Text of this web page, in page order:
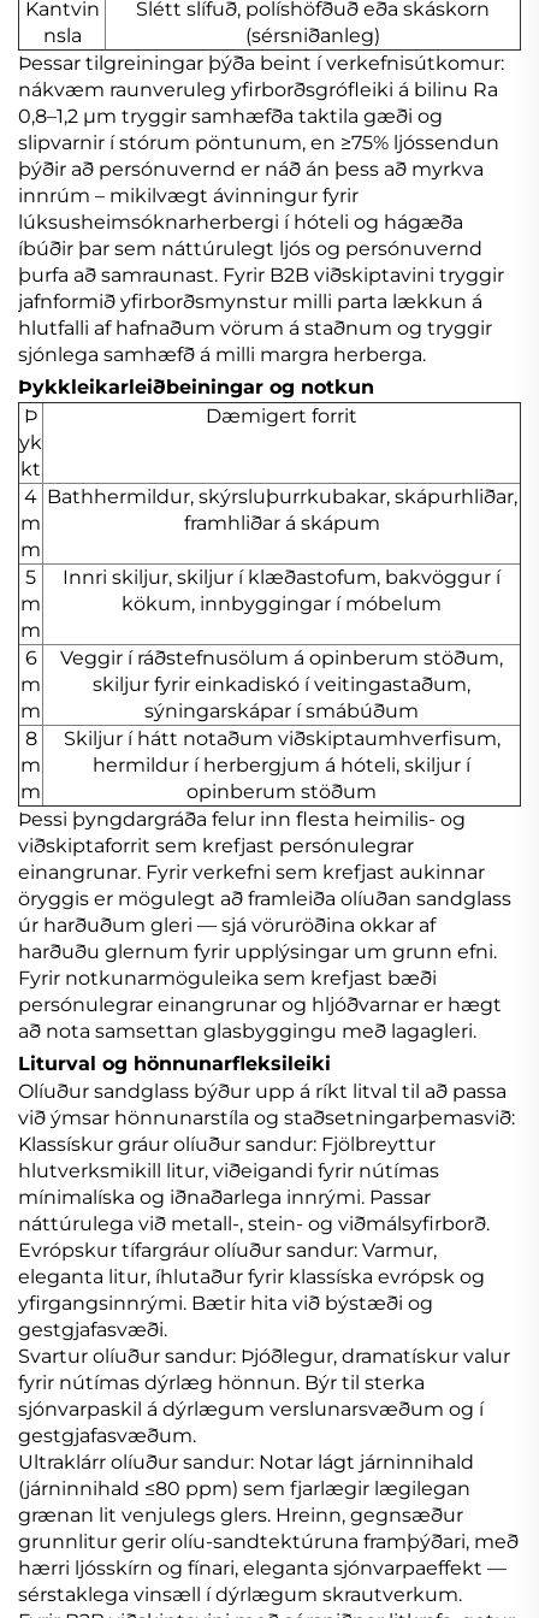
Kantvin
nsla
Slétt slífuð, políshöfðuð eða skáskorn
(sérsniðanleg)
Þessar tilgreiningar þýða beint í verkefnisútkomur:
nákvæm raunveruleg yfirborðsgrófleiki á bilinu Ra
0,8–1,2 μm tryggir samhæfða taktila gæði og
slipvarnir í stórum pöntunum, en ≥75% ljóssendun
þýðir að persónuvernd er náð án þess að myrkva
innrúm – mikilvægt ávinningur fyrir
lúksusheimsóknarherbergi í hóteli og hágæða
íbúðir þar sem náttúrulegt ljós og persónuvernd
þurfa að samraunast. Fyrir B2B viðskiptavini tryggir
jafnformið yfirborðsmynstur milli parta lækkun á
hlutfalli af hafnaðum vörum á staðnum og tryggir
sjónlega samhæfð á milli margra herberga.
Þykkleikarleiðbeiningar og notkun
Þ
yk
kt
Dæmigert forrit
4
m
m
Bathhermildur, skýrsluþurrkubakar, skápurhliðar,
framhliðar á skápum
5
m
m
Innri skiljur, skiljur í klæðastofum, bakvöggur í
kökum, innbyggingar í móbelum
6
m
m
Veggir í ráðstefnusölum á opinberum stöðum,
skiljur fyrir einkadiskó í veitingastaðum,
sýningarskápar í smábúðum
8
m
m
Skiljur í hátt notaðum viðskiptaumhverfisum,
hermildur í herbergjum á hóteli, skiljur í
opinberum stöðum
Þessi þyngdargráða felur inn flesta heimilis- og
viðskiptaforrit sem krefjast persónulegrar
einangrunar. Fyrir verkefni sem krefjast aukinnar
öryggis er mögulegt að framleiða olíuðan sandglass
úr harðuðum gleri — sjá vöruröðina okkar af
harðuðu glernum fyrir upplýsingar um grunn efni.
Fyrir notkunarmöguleika sem krefjast bæði
persónulegrar einangrunar og hljóðvarnar er hægt
að nota samsettan glasbyggingu með lagagleri.
Liturval og hönnunarfleksileiki
Olíuður sandglass býður upp á ríkt litval til að passa
við ýmsar hönnunarstíla og staðsetningarþemasvið:
Klassískur gráur olíuður sandur: Fjölbreyttur
hlutverksmikill litur, viðeigandi fyrir nútímas
mínimalíska og iðnaðarlega innrými. Passar
náttúrulega við metall-, stein- og viðmálsyfirborð.
Evrópskur tífargráur olíuður sandur: Varmur,
eleganta litur, íhlutaður fyrir klassíska evrópsk og
yfirgangsinnrými. Bætir hita við býstæði og
gestgjafasvæði.
Svartur olíuður sandur: Þjóðlegur, dramatískur valur
fyrir nútímas dýrlæg hönnun. Býr til sterka
sjónvarpaskil á dýrlægum verslunarsvæðum og í
gestgjafasvæðum.
Ultraklárr olíuður sandur: Notar lágt járninnihald
(járninnihald ≤80 ppm) sem fjarlægir lægilegan
grænan lit venjulegs glers. Hreinn, gegnsæður
grunnlitur gerir olíu-sandtektúruna framþýðari, með
hærri ljósskírn og fínari, eleganta sjónvarpaeffekt —
sérstaklega vinsæll í dýrlægum skrautverkum.